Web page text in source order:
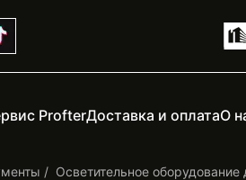
ProfterДоставка и оплатаО
Осветительное оборудование